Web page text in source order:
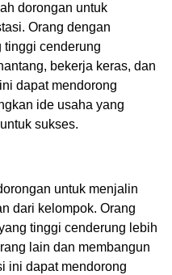
dorongan untuk
Orang dengan
tinggi cenderung
bekerja keras, dan
dapat mendorong
ide usaha yang
sukses.
untuk menjalin
dari kelompok. Orang
tinggi cenderung lebih
lain dan membangun
ini dapat mendorong